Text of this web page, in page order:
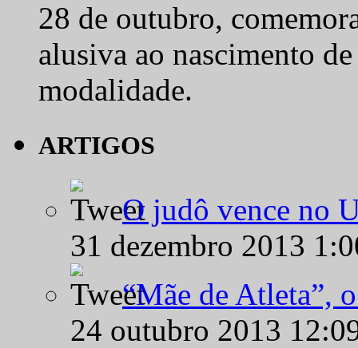
28 de outubro,
alusiva ao nascimento
modalidade.
ARTIGOS
O judô vence no
31 dezembro 2013
“Mãe de Atleta”,
24 outubro 2013